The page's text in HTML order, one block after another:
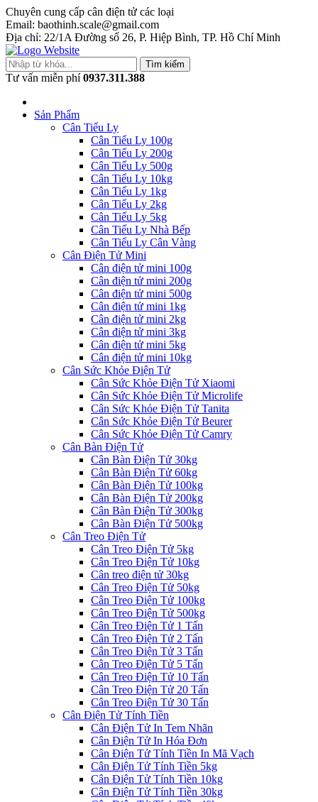
Chuyên cung cấp cân điện tử các loại
Email: baothinh.scale@gmail.com
Địa chỉ: 22/1A Đường số 26, P. Hiệp Bình, TP. Hồ Chí Minh
Tìm kiếm
Tư vấn miễn phí 0937.311.388
Sản Phẩm
Cân Tiểu Ly
Cân Tiểu Ly 100g
Cân Tiểu Ly 200g
Cân Tiểu Ly 500g
Cân Tiểu Ly 10kg
Cân Tiểu Ly 1kg
Cân Tiểu Ly 2kg
Cân Tiểu Ly 5kg
Cân Tiểu Ly Nhà Bếp
Cân Tiểu Ly Cân Vàng
Cân Điện Tử Mini
Cân điện tử mini 100g
Cân điện tử mini 200g
Cân điện tử mini 500g
Cân điện tử mini 1kg
Cân điện tử mini 2kg
Cân điện tử mini 3kg
Cân điện tử mini 5kg
Cân điện tử mini 10kg
Cân Sức Khỏe Điện Tử
Cân Sức Khỏe Điện Tử Xiaomi
Cân Sức Khỏe Điện Tử Microlife
Cân Sức Khỏe Điện Tử Tanita
Cân Sức Khỏe Điện Tử Beurer
Cân Sức Khỏe Điện Tử Camry
Cân Bàn Điện Tử
Cân Bàn Điện Tử 30kg
Cân Bàn Điện Tử 60kg
Cân Bàn Điện Tử 100kg
Cân Bàn Điện Tử 200kg
Cân Bàn Điện Tử 300kg
Cân Bàn Điện Tử 500kg
Cân Treo Điện Tử
Cân Treo Điện Tử 5kg
Cân Treo Điện Tử 10kg
Cân treo điện tử 30kg
Cân Treo Điện Tử 50kg
Cân Treo Điện Tử 100kg
Cân Treo Điện Tử 500kg
Cân Treo Điện Tử 1 Tấn
Cân Treo Điện Tử 2 Tấn
Cân Treo Điện Tử 3 Tấn
Cân Treo Điện Tử 5 Tấn
Cân Treo Điện Tử 10 Tấn
Cân Treo Điện Tử 20 Tấn
Cân Treo Điện Tử 30 Tấn
Cân Điện Tử Tính Tiền
Cân Điện Tử In Tem Nhãn
Cân Điện Tử In Hóa Đơn
Cân Điện Tử Tính Tiền In Mã Vạch
Cân Điện Tử Tính Tiền 5kg
Cân Điện Tử Tính Tiền 10kg
Cân Điện Tử Tính Tiền 30kg